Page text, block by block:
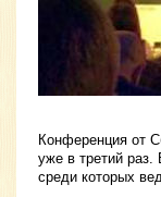
Конференция от
уже в третий раз.
среди которых